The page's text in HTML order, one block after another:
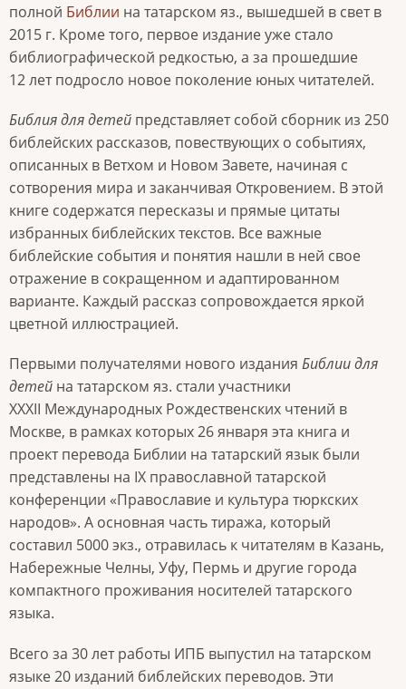
полной Библии на татарском яз., вышедшей в свет в
2015 г. Кроме того, первое издание уже стало
библиографической редкостью, а за прошедшие
12 лет подросло новое поколение юных читателей.
Библия для детей представляет собой сборник из 250
библейских рассказов, повествующих о событиях,
описанных в Ветхом и Новом Завете, начиная с
сотворения мира и заканчивая Откровением. В этой
книге содержатся пересказы и прямые цитаты
избранных библейских текстов. Все важные
библейские события и понятия нашли в ней свое
отражение в сокращенном и адаптированном
варианте. Каждый рассказ сопровождается яркой
цветной иллюстрацией.
Первыми получателями нового издания Библии для
детей на татарском яз. стали участники
XXXII Международных Рождественских чтений в
Москве, в рамках которых 26 января эта книга и
проект перевода Библии на татарский язык были
представлены на IX православной татарской
конференции «Православие и культура тюркских
народов». А основная часть тиража, который
составил 5000 экз., отравилась к читателям в Казань,
Набережные Челны, Уфу, Пермь и другие города
компактного проживания носителей татарского
языка.
Всего за 30 лет работы ИПБ выпустил на татарском
языке 20 изданий библейских переводов. Эти